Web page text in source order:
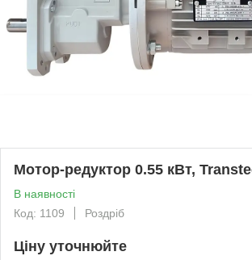
Мотор-редуктор 0.55 кВт,
В наявності
Код: 1109
Роздріб
Ціну уточнюйте